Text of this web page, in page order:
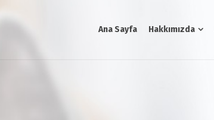
Ana Sayfa Hakkımızda